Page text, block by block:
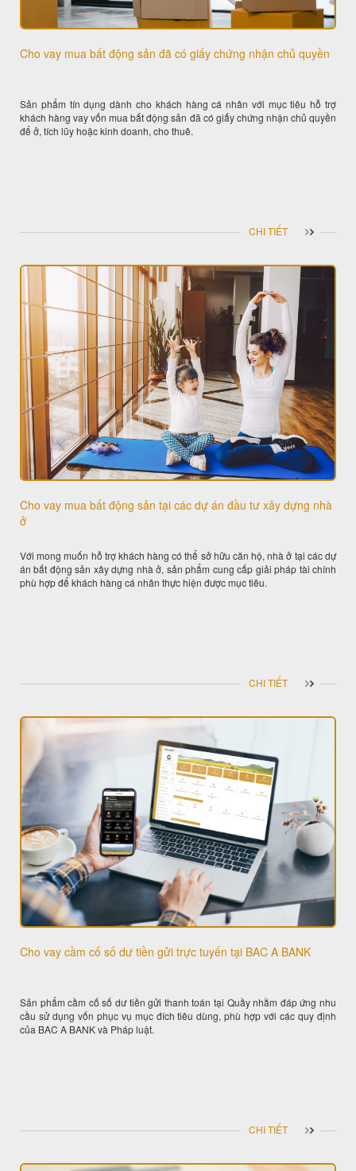
Cho vay mua bất động sản đã có giấy chứng nhận chủ quyền
Sản phẩm tín dụng dành cho khách hàng cá nhân với mục tiêu hỗ trợ
khách hàng vay vốn mua bất động sản đã có giấy chứng nhận chủ quyền
để ở, tích lũy hoặc kinh doanh, cho thuê.
CHI TIẾT
Cho vay mua bất động sản tại các dự án đầu tư xây dựng nhà
ở
Với mong muốn hỗ trợ khách hàng có thể sở hữu căn hộ, nhà ở tại các dự
án bất động sản xây dựng nhà ở, sản phẩm cung cấp giải pháp tài chính
phù hợp để khách hàng cá nhân thực hiện được mục tiêu.
CHI TIẾT
Cho vay cầm cố số dư tiền gửi trực tuyến tại BAC A BANK
Sản phẩm cầm cố số dư tiền gửi thanh toán tại Quầy nhằm đáp ứng nhu
cầu sử dụng vốn phục vụ mục đích tiêu dùng, phù hợp với các quy định
của BAC A BANK và Pháp luật.
CHI TIẾT